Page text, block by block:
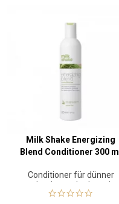
Milk Shake Energizing
Blend Conditioner 300 ml
Conditioner für dünner
werdendes und schwaches
Haar